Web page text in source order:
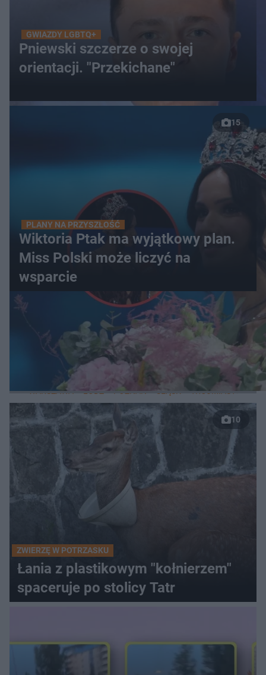
GWIAZDY LGBTQ+
Pniewski szczerze o swojej
orientacji. "Przekichane"
15
PLANY NA PRZYSZŁOŚĆ
Wiktoria Ptak ma wyjątkowy plan.
Miss Polski może liczyć na
wsparcie
WIĘCEJ
LOKALNE
WARSZAWA ŁÓDŹ POZNAŃ ŚLĄSK TRÓJMIASTO
10
ZWIERZĘ W POTRZASKU
Łania z plastikowym "kołnierzem"
spaceruje po stolicy Tatr